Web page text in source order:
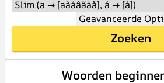
Geavanceerde
Zoeken
Woorden beginnen